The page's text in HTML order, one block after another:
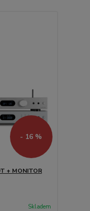
- 16 %
+ MONITOR
Skladem